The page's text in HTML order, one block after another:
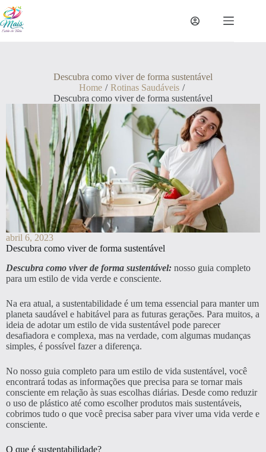
Descubra como viver de forma sustentável
Home / Rotinas Saudáveis /
Descubra como viver de forma sustentável
abril 6, 2023
Descubra como viver de forma sustentável
Descubra como viver de forma sustentável: nosso guia completo
para um estilo de vida verde e consciente.
Na era atual, a sustentabilidade é um tema essencial para manter um
planeta saudável e habitável para as futuras gerações. Para muitos, a
ideia de adotar um estilo de vida sustentável pode parecer
desafiadora e complexa, mas na verdade, com algumas mudanças
simples, é possível fazer a diferença.
No nosso guia completo para um estilo de vida sustentável, você
encontrará todas as informações que precisa para se tornar mais
consciente em relação às suas escolhas diárias. Desde como reduzir
o uso de plástico até como escolher produtos mais sustentáveis,
cobrimos tudo o que você precisa saber para viver uma vida verde e
consciente.
O que é sustentabilidade?